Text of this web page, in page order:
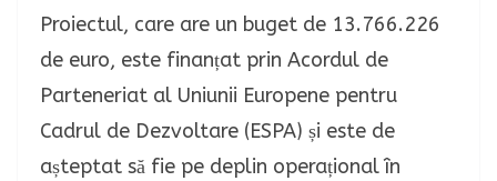
Proiectul, care are un buget de 13.766.226
de euro, este finanțat prin Acordul de
Parteneriat al Uniunii Europene pentru
Cadrul de Dezvoltare (ESPA) și este de
așteptat să fie pe deplin operațional în